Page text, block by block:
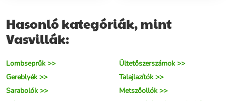
Hasonló kategóriák, mint
Vasvillák:
Lombseprűk >>
Ültetőszerszámok >>
Gereblyék >>
Talajlazítók >>
Sarabolók >>
Metszőollók >>